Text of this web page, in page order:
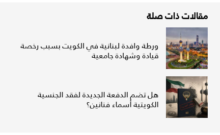
مقالات ذات صلة
ورطة وافدة لبنانية في الكويت بسبب رخصة
قيادة وشهادة جامعية
هل تضم الدفعة الجديدة لفقد الجنسية
الكويتية أسماء فنانين؟